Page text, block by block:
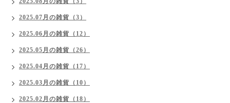
2025.07月の雑貨（3）
2025.06月の雑貨（12）
2025.05月の雑貨（26）
2025.04月の雑貨（17）
2025.03月の雑貨（10）
2025.02月の雑貨（18）